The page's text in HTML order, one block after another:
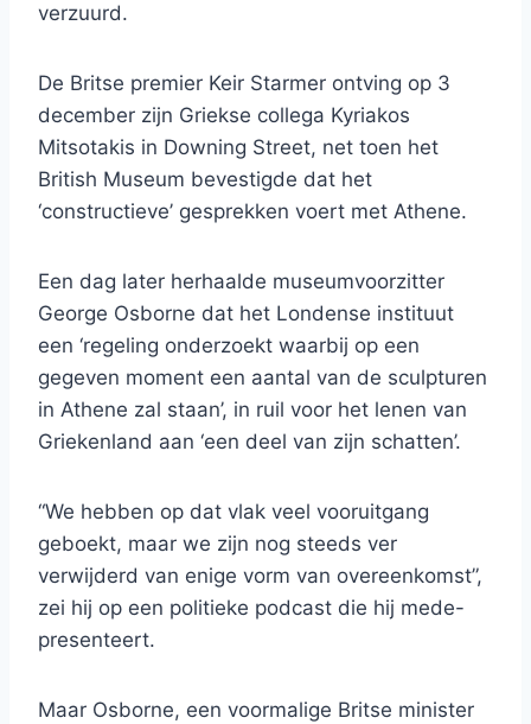
verzuurd.
De Britse premier Keir Starmer ontving op 3
december zijn Griekse collega Kyriakos
Mitsotakis in Downing Street, net toen het
British Museum bevestigde dat het
‘constructieve’ gesprekken voert met Athene.
Een dag later herhaalde museumvoorzitter
George Osborne dat het Londense instituut
een ‘regeling onderzoekt waarbij op een
gegeven moment een aantal van de sculpturen
in Athene zal staan’, in ruil voor het lenen van
Griekenland aan ‘een deel van zijn schatten’.
“We hebben op dat vlak veel vooruitgang
geboekt, maar we zijn nog steeds ver
verwijderd van enige vorm van overeenkomst”,
zei hij op een politieke podcast die hij mede-
presenteert.
Maar Osborne, een voormalige Britse minister